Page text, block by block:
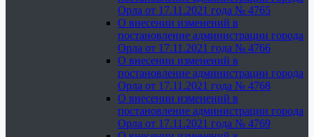
Орла от 17.11.2021 года № 4765
О внесении изменений в
постановление администрации города
Орла от 17.11.2021 года № 4766
О внесении изменений в
постановление администрации города
Орла от 17.11.2021 года № 4768
О внесении изменений в
постановление администрации города
Орла от 17.11.2021 года № 4769